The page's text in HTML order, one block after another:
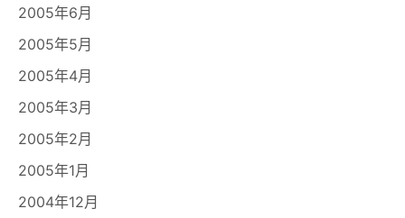
2005年6月
2005年5月
2005年4月
2005年3月
2005年2月
2005年1月
2004年12月